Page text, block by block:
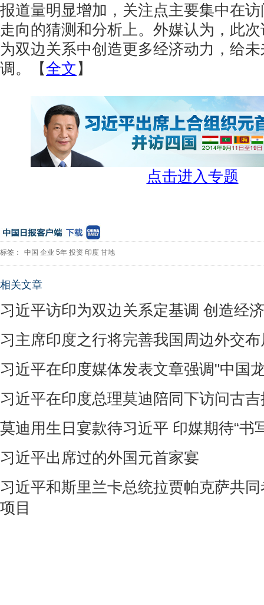
报道量明显增加，关注点主要集中在
走向的猜测和分析上。外媒认为，此
为双边关系中创造更多经济动力，给
调。【全文 】
点击进入专题
标签： 中国 企业 5年 投资 印度 甘地
相关文章
习近平访印为双边关系定基调 创造经
习主席印度之行将完善我国周边外交布
习近平在印度媒体发表文章强调"中国
习近平在印度总理莫迪陪同下访问古
莫迪用生日宴款待习近平 印媒期待“书
习近平出席过的外国元首家宴
习近平和斯里兰卡总统拉贾帕克萨共
项目